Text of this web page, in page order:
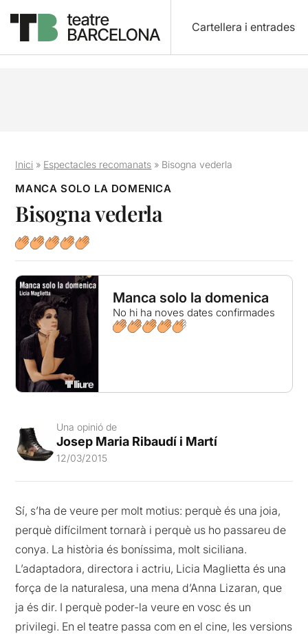
Cartellera i entrades
Inici » Espectacles recomanats » Bisogna vederla
MANCA SOLO LA DOMENICA
Bisogna vederla
Manca solo la domenica
No hi ha noves dates confirmades
Una opinió de
Josep Maria Ribaudí i Martí
12/03/2015
Sí, s’ha de veure per molt motius: perquè és una joia,
perquè difícilment tornarà i perquè us ho passareu de
conya. La història és boníssima, molt siciliana.
L’adaptadora, directora i actriu, Licia Maglietta és una
força de la naturalesa, una mena d’Anna Lizaran, que
ja és dir. I perquè poder-la veure en vosc és un
privilegi. En el teatre passa com en el cine, les versions